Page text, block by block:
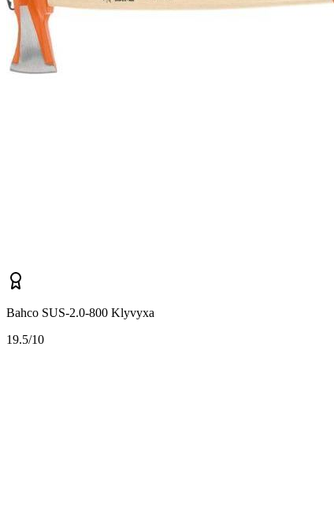
Bahco SUS-2.0-800 Klyvyxa
19.5/10